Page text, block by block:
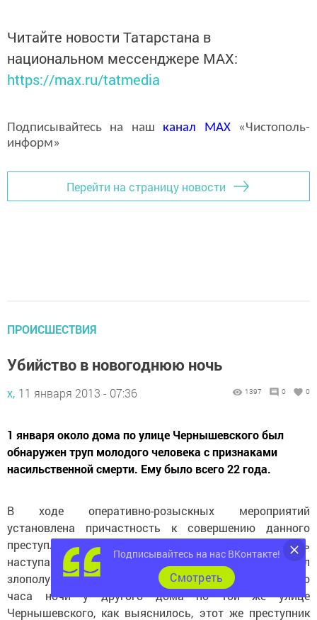
Читайте новости Татарстана в
национальном мессенджере MАХ:
https://max.ru/tatmedia
Подписывайтесь на наш канал MAX«Чистополь-
информ»
Перейти на страницу новости
ПРОИСШЕСТВИЯ
Убийство в новогоднюю ночь
х, 11 января 2013 - 07:36 1397 0 0
1 января около дома по улице Чернышевского был
обнаружен труп молодого человека с признаками
насильственной смерти. Ему было всего 22 года.
В ходе оперативно-розыскных мероприятий
установлена причастность к совершению данного
преступления 32-летнего бомжа. В первый день
наступающего года в чей-то дом пришло горе! Он был
злополучным еще для нескольких чистопольцев. Около
часа ночи у другого дома по той же улице
Чернышевского, как выяснилось, этот же преступник
Подписывайтесь на нас ВКонтакте!
Cмотреть